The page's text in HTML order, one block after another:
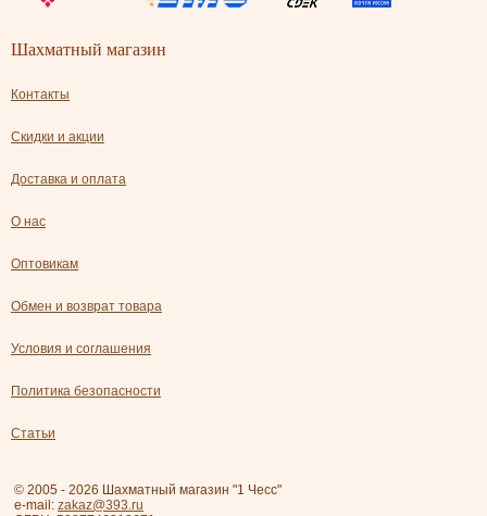
Шахматный магазин
Контакты
Скидки и акции
Доставка и оплата
О нас
Оптовикам
Обмен и возврат товара
Условия и соглашения
Политика безопасности
Статьи
© 2005 - 2026 Шахматный магазин "1 Чесс"
e-mail: zakaz@393.ru